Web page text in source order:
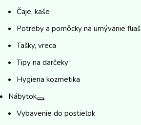
Čaje, kaše
Potreby a pomôcky na umývanie fliaš
Tašky, vreca
Tipy na darčeky
Hygiena kozmetika
Nábytok
Vybavenie do postieľok